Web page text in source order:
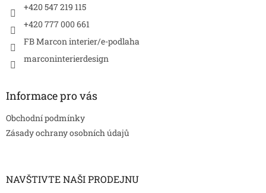
+420 547 219 115
+420 777 000 661
FB Marcon interier/e-podlaha
marconinterierdesign
Informace pro vás
Obchodní podmínky
Zásady ochrany osobních údajů
NAVŠTIVTE NAŠI PRODEJNU